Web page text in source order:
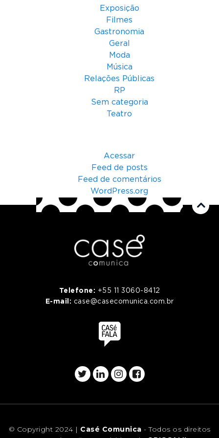
Exposição
Filmes
Gastronomia
Geral
Moda
Música
Relações Públicas
RP
Sem categoria
Teatro
Acessar
Feed de posts
Feed de comentários
WordPress.org
Telefone: +55 11 3060-8412
E-mail: case@casecomunica.com.br
© Copyright 2024 | Casé Comunica - Todos os direitos